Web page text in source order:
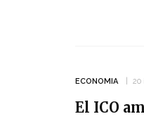
ECONOMIA 20
El ICO